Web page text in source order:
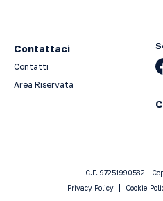
Contattaci
Contatti
Area Riservata
C.F. 97251990582 -
Privacy Policy
Cookie